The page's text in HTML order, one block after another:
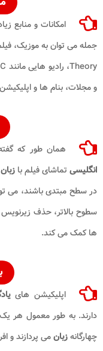
امکانات و منابع
و مجلات، بنام ها و
همان طور که
انگلیسی تماشای فیلم با زبان
در سطح مبتدی باشند، می
سطوح بالاتر، حذف
ها کمک می کند.
اپلیکیشن های
دارند. به طور معمول هر
چهارگانهزبانمی پردازند و